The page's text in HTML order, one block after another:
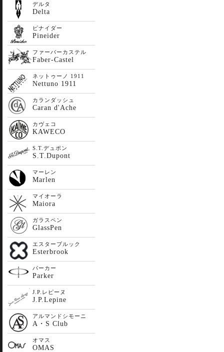
デルタ
Delta
ピナイダー
Pineider
ファーバーカステル
Faber-Castel
ネットゥーノ 1911
Nettuno 1911
カランダッシュ
Caran d'Ache
カヴェコ
KAWECO
S.T.デュポン
S.T.Dupont
マーレン
Marlen
マイオーラ
Maiora
ガラスペン
GlassPen
エスターブルック
Esterbrook
パーカー
Parker
J.P.レピーヌ
J.P.Lepine
アルマンドシモーニ
A・S Club
オマス
OMAS